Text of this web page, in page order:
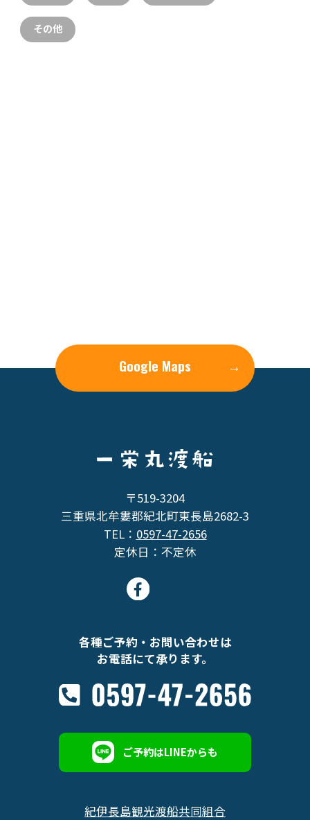
その他
Google Maps →
〒519-3204
三重県北牟婁郡紀北町東長島2682-3
TEL： 0597-47-2656
定休日：不定休
各種ご予約・お問い合わせは
お電話にて承ります。
ご予約はLINEからも
紀伊長島観光渡船共同組合